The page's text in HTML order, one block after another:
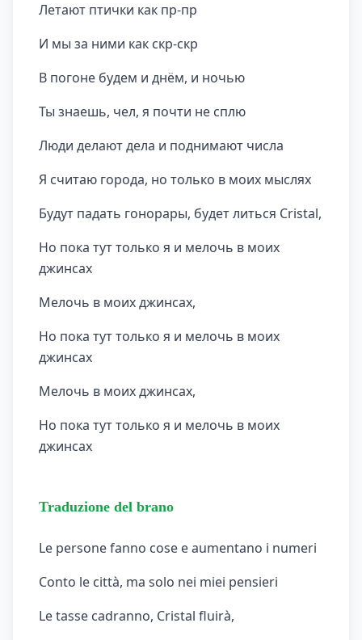
Летают птички как пр-пр
И мы за ними как скр-скр
В погоне будем и днём, и ночью
Ты знаешь, чел, я почти не сплю
Люди делают дела и поднимают числа
Я считаю города, но только в моих мыслях
Будут падать гонорары, будет литься Cristal,
Но пока тут только я и мелочь в моих
джинсах
Мелочь в моих джинсах,
Но пока тут только я и мелочь в моих
джинсах
Мелочь в моих джинсах,
Но пока тут только я и мелочь в моих
джинсах
Traduzione del brano
Le persone fanno cose e aumentano i numeri
Conto le città, ma solo nei miei pensieri
Le tasse cadranno, Cristal fluirà,